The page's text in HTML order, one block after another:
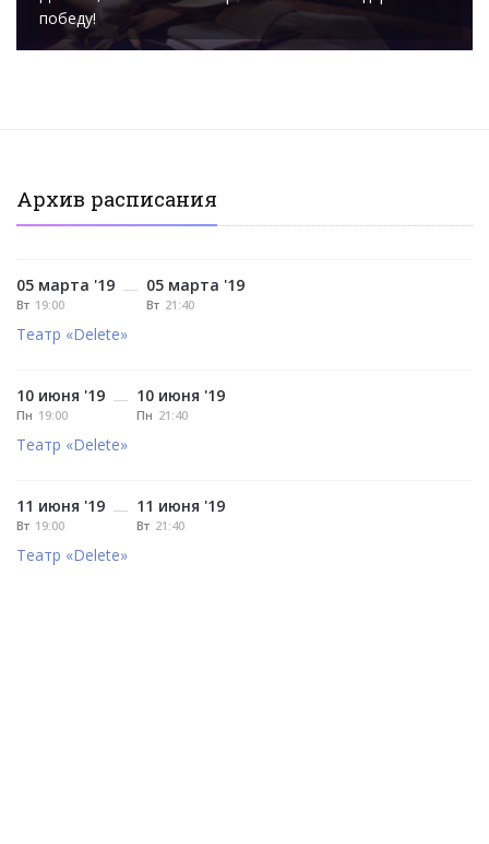
победу!
Архив расписания
05 марта '19
Вт 19:00
— 05 марта '19
Вт 21:40
Театр «Delete»
10 июня '19
Пн 19:00
— 10 июня '19
Пн 21:40
Театр «Delete»
11 июня '19
Вт 19:00
— 11 июня '19
Вт 21:40
Театр «Delete»